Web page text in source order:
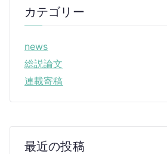
ビ
ー
シ
ョ
ン
カテゴリー
news
総説論文
連載寄稿
最近の投稿